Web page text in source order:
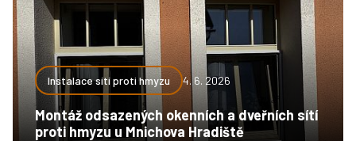
Instalace sítí proti hmyzu 4. 6. 2026
Montáž odsazených okenních a dveřních sítí
proti hmyzu u Mnichova Hradiště